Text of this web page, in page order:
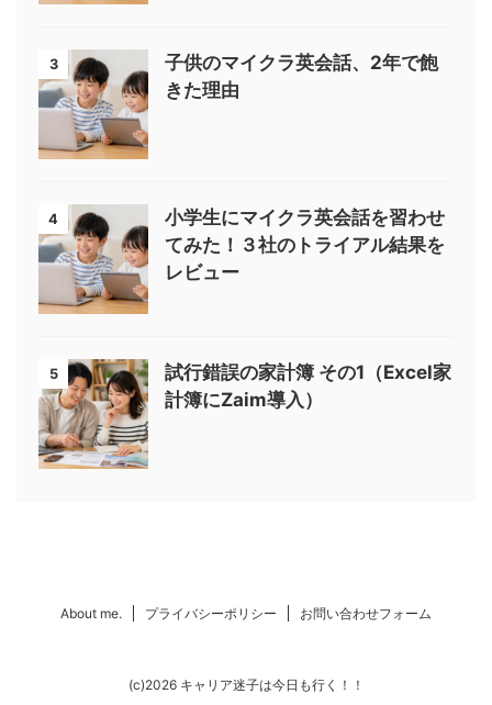
3
子供のマイクラ英会話、2年で飽
きた理由
4
小学生にマイクラ英会話を習わせ
てみた！３社のトライアル結果を
レビュー
5
試行錯誤の家計簿 その1（Excel家
計簿にZaim導入）
About me. プライバシーポリシー お問い合わせフォーム